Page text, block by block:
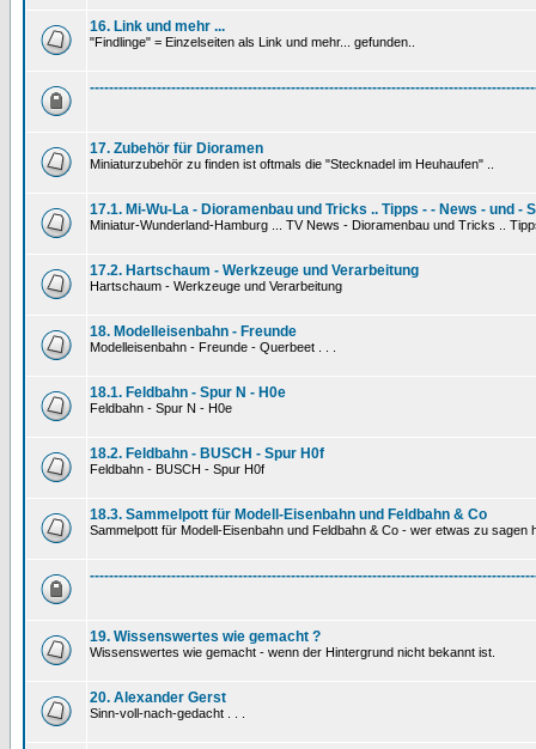
16. Link und mehr ...
"Findlinge" = Einzelseiten als Link und mehr... gefunden..
17. Zubehör für Dioramen
Miniaturzubehör zu finden ist oftmals die "Stecknadel im Heuhaufen" ..
17.1. Mi-Wu-La - Dioramenbau und Tricks .. Tipps - - News - und -
Miniatur-Wunderland-Hamburg ... TV News - Dioramenbau und Tricks ..
17.2. Hartschaum - Werkzeuge und Verarbeitung
Hartschaum - Werkzeuge und Verarbeitung
18. Modelleisenbahn - Freunde
Modelleisenbahn - Freunde - Querbeet . . .
18.1. Feldbahn - Spur N - H0e
Feldbahn - Spur N - H0e
18.2. Feldbahn - BUSCH - Spur H0f
Feldbahn - BUSCH - Spur H0f
18.3. Sammelpott für Modell-Eisenbahn und Feldbahn & Co
Sammelpott für Modell-Eisenbahn und Feldbahn & Co - wer etwas zu sagen
19. Wissenswertes wie gemacht ?
Wissenswertes wie gemacht - wenn der Hintergrund nicht bekannt ist.
20. Alexander Gerst
Sinn-voll-nach-gedacht . . .